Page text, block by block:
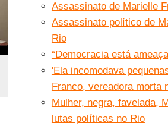
Assassinato de Marielle
Assassinato político de
Rio
“Democracia está
'Ela incomodava
Franco, vereadora morta
Mulher, negra, favelada,
lutas políticas no Rio